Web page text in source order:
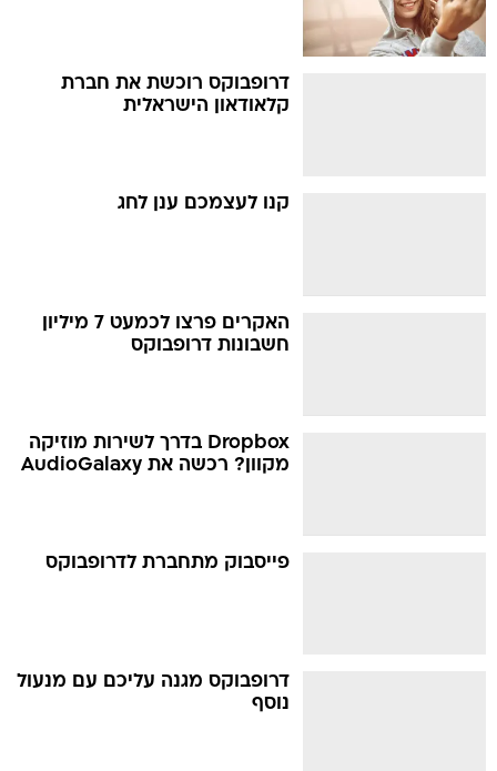
דרופבוקס רוכשת את חברת
קלאודאון הישראלית
קנו לעצמכם ענן לחג
האקרים פרצו לכמעט 7 מיליון
חשבונות דרופבוקס
Dropbox בדרך לשירות מוזיקה
מקוון? רכשה את AudioGalaxy
פייסבוק מתחברת לדרופבוקס
דרופבוקס מגנה עליכם עם מנעול
נוסף